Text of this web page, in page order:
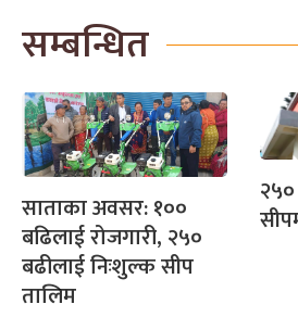
सम्बन्धित
साताका अवसर: १००
बढिलाई रोजगारी, २५०
बढीलाई निःशुल्क सीप
तालिम